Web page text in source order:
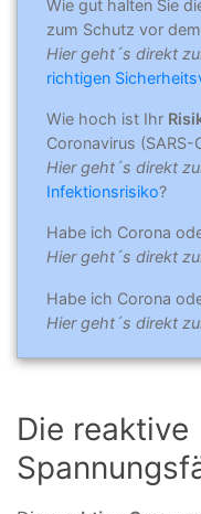
Wie gut halten Sie
zum Schutz vor
Hier geht´s direkt
richtigen
Wie hoch ist Ihr
Coronavirus
Hier geht´s direkt
Infektionsrisiko?
Habe ich Corona
Hier geht´s direkt
Habe ich Corona
Hier geht´s direkt
Die reaktive